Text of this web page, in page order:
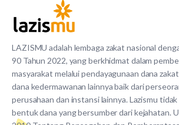
LAZISMU adalah lembaga zakat nasional
90 Tahun 2022, yang berkhidmat dalam
masyarakat melalui pendayagunaan dana
dana kedermawanan lainnya baik dari
perusahaan dan instansi lainnya. Lazismu
bentuk dana yang bersumber dari kejahatan.